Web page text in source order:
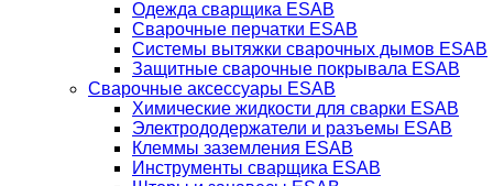
Одежда сварщика ESAB
Сварочные перчатки ESAB
Системы вытяжки сварочных дымов ESAB
Защитные сварочные покрывала ESAB
Сварочные аксессуары ESAB
Химические жидкости для сварки ESAB
Электрододержатели и разъемы ESAB
Клеммы заземления ESAB
Инструменты сварщика ESAB